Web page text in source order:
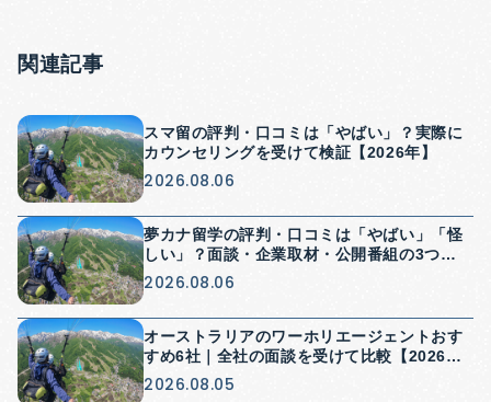
関連記事
スマ留の評判・口コミは「やばい」？実際に
カウンセリングを受けて検証【2026年】
2026.08.06
夢カナ留学の評判・口コミは「やばい」「怪
しい」？面談・企業取材・公開番組の3つか
ら検証【2026年】
2026.08.06
オーストラリアのワーホリエージェントおす
すめ6社｜全社の面談を受けて比較【2026
年】
2026.08.05